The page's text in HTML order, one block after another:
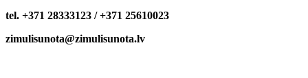
tel. +371 28333123 / +371 25610023
zimulisunota@zimulisunota.lv